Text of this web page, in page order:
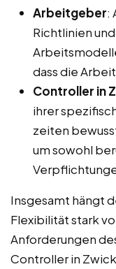
Arbeitgeber:
Richtlinien
dass die
Controller in
ihrer
zeiten
um sowohl
Insgesamt hängt
Flexibilität stark
Anforderungen
Controller in